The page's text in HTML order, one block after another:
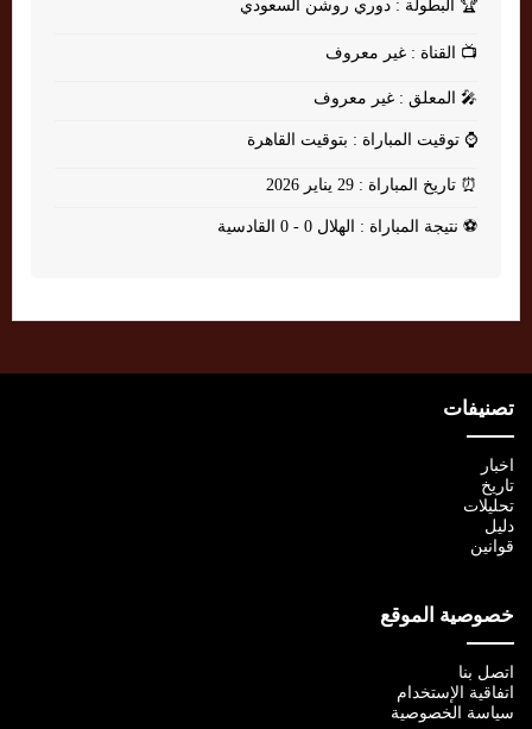
🏆 البطولة : دوري روشن السعودي
📺 القناة : غير معروف
🎤 المعلق : غير معروف
⌚ توقيت المباراة : بتوقيت القاهرة
⏰ تاريخ المباراة : 29 يناير 2026
⚽ نتيجة المباراة : الهلال 0 - 0 القادسية
تصنيفات
اخبار
تاريخ
تحليلات
دليل
قوانين
خصوصية الموقع
اتصل بنا
اتفاقية الإستخدام
سياسة الخصوصية